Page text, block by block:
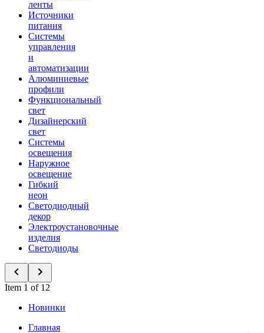
ленты
Источники
питания
Системы
управления
и
автоматизации
Алюминиевые
профили
Функциональный
свет
Дизайнерский
свет
Системы
освещения
Наружное
освещение
Гибкий
неон
Светодиодный
декор
Электроустановочные
изделия
Светодиоды
Item 1 of 12
Новинки
Главная